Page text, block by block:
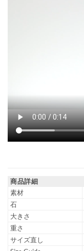
商品詳細
素材
石
大きさ
重さ
サイズ直し